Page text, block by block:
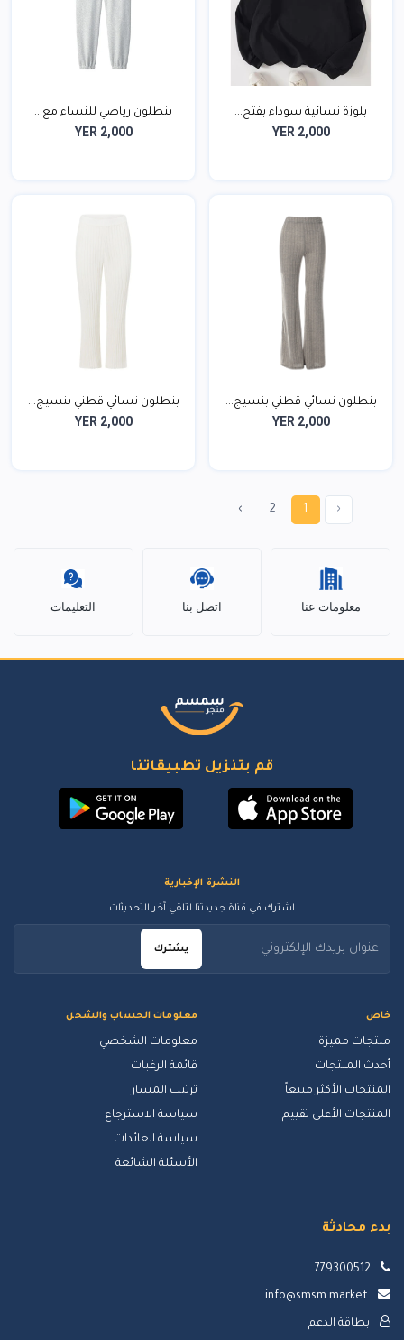
بلوزة نسائية سوداء بفتح...
YER 2,000
بنطلون رياضي للنساء مع...
YER 2,000
بنطلون نسائي قطني بنسيج...
YER 2,000
بنطلون نسائي قطني بنسيج...
YER 2,000
‹
1
2
›
معلومات عنا اتصل بنا التعليمات
قم بتنزيل تطبيقاتنا
خاص
منتجات مميزة
أحدث المنتجات
المنتجات الأكثر مبيعاً
المنتجات الأعلى تقييم
معلومات الحساب والشحن
معلومات الشخصي
قائمة الرغبات
ترتيب المسار
سياسة الاسترجاع
سياسة العائدات
الأسئلة الشائعة
النشرة الإخبارية
اشترك في قناة جديدتنا لتلقي آخر التحديثات
يشترك
بدء محادثة
779300512
info@smsm.market
بطاقة الدعم